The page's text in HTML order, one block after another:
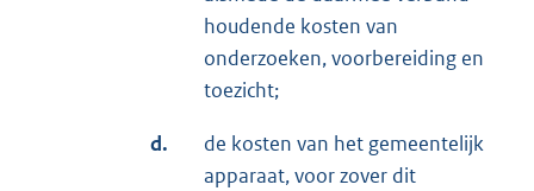
houdende kosten van
onderzoeken, voorbereiding en
toezicht;
d.
de kosten van het gemeentelijk
apparaat, voor zover dit